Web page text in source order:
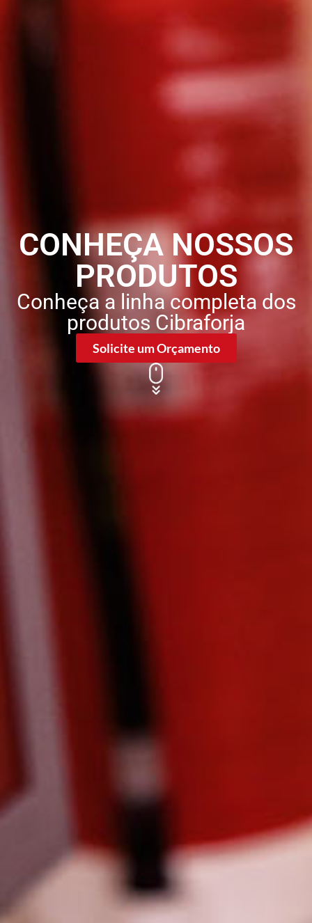
CONHEÇA NOSSOS
PRODUTOS
Conheça a linha completa dos
produtos Cibraforja
Solicite um Orçamento